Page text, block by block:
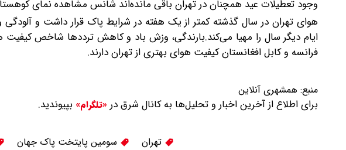
وجود تعطیلات عید همچنان در تهران باقی مانده‌اند شانس مشاهده نمای
هوای تهران در سال گذشته کمتر از یک هفته در شرایط پاک قرار داشت و آلودگی
فرانسه و کابل افغانستان کیفیت هوای بهتری از تهران دارند.
منبع: همشهری آنلاین
برای اطلاع از آخرین اخبار و تحلیل‌ها به کانال شرق در «تلگرام» بپیوندید.
تهران سومین پایتخت پاک جهان